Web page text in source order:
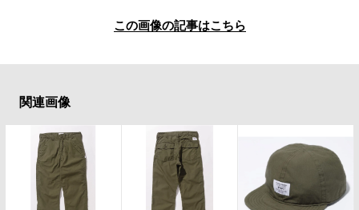
この画像の記事はこちら
関連画像